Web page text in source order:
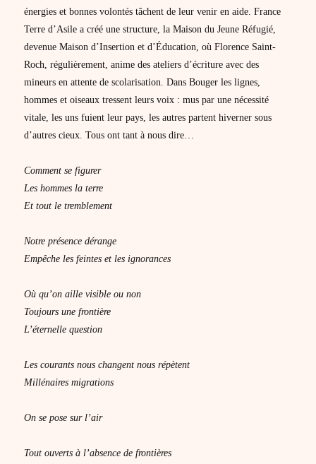
énergies et bonnes volontés tâchent de leur venir en aide. France
Terre d’Asile a créé une structure, la Maison du Jeune Réfugié,
devenue Maison d’Insertion et d’Éducation, où Florence Saint-
Roch, régulièrement, anime des ateliers d’écriture avec des
mineurs en attente de scolarisation. Dans Bouger les lignes,
hommes et oiseaux tressent leurs voix : mus par une nécessité
vitale, les uns fuient leur pays, les autres partent hiverner sous
d’autres cieux. Tous ont tant à nous dire…
Comment se figurer
Les hommes la terre
Et tout le tremblement
Notre présence dérange
Empêche les feintes et les ignorances
Où qu’on aille visible ou non
Toujours une frontière
L’éternelle question
Les courants nous changent nous répètent
Millénaires migrations
On se pose sur l’air
Tout ouverts à l’absence de frontières